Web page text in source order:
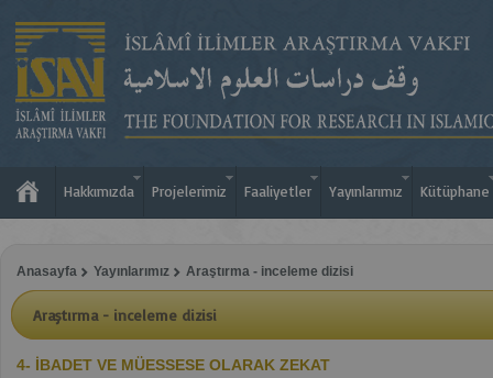
Hakkımızda Projelerimiz Faaliyetler Yayınlarımız Kütüphane
Araştırma - inceleme dizisi
Yayınlarımız
Anasayfa
Araştırma - inceleme dizisi
4- İBADET VE MÜESSESE OLARAK ZEKAT